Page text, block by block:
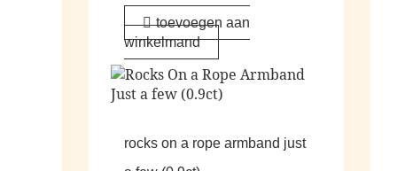
toevoegen aan
winkelmand
rocks on a rope armband just